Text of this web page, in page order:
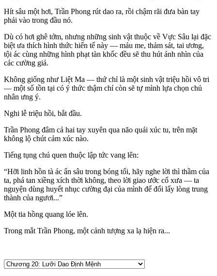
Hít sâu một hơi, Trần Phong rút dao ra, rồi chậm rãi đưa bàn tay
phải vào trong đầu nó.
Dù có hơi ghê tởm, nhưng những sinh vật thuộc về Vực Sâu lại đặc
biệt ưa thích hình thức hiến tế này — máu me, thảm sát, tai ương,
tội ác cùng những hình phạt tàn khốc đều sẽ thu hút ánh nhìn của
các cường giả.
Không giống như Liệt Ma — thứ chỉ là một sinh vật triệu hồi vô tri
— một số tồn tại có ý thức thậm chí còn sẽ tự mình lựa chọn chủ
nhân ưng ý.
Nghi lễ triệu hồi, bắt đầu.
Trần Phong đâm cả hai tay xuyên qua não quái xúc tu, trên mặt
không lộ chút cảm xúc nào.
Tiếng tụng chú quen thuộc lập tức vang lên:
“Hỡi linh hồn tà ác ẩn sâu trong bóng tối, hãy nghe lời thì thầm của
ta, phá tan xiềng xích thời không, theo lời giao ước cổ xưa — ta
nguyện dùng huyết nhục cường đại của mình để đổi lấy lòng trung
thành của ngươi...”
Một tia hồng quang lóe lên.
Trong mắt Trần Phong, một cảnh tượng xa lạ hiện ra...